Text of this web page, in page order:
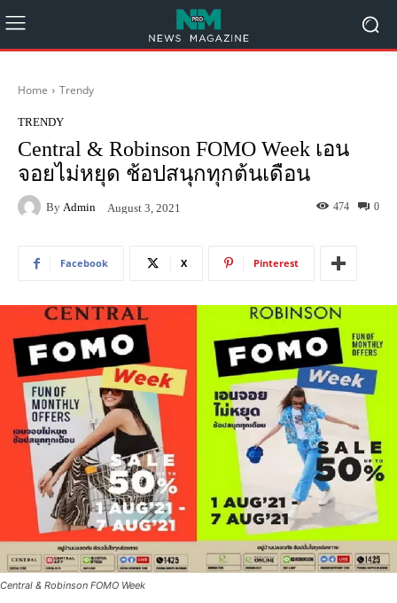
Home Trendy
TRENDY
Central & Robinson FOMO Week เอน
จอยไม่หยุด ช้อปสนุกทุกต้นเดือน
By Admin August 3, 2021 0
474
Facebook X Pinterest
Central & Robinson FOMO Week